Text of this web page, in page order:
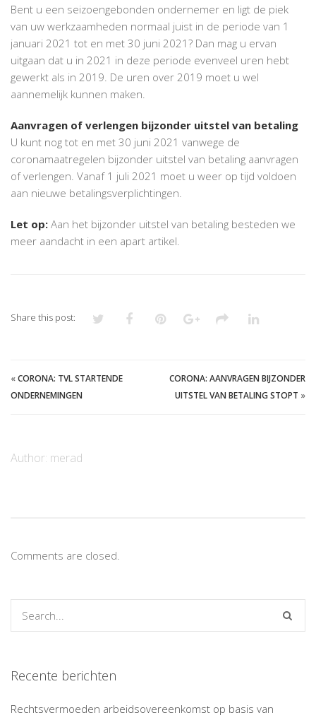
Bent u een seizoengebonden ondernemer en ligt de piek
van uw werkzaamheden normaal juist in de periode van 1
januari 2021 tot en met 30 juni 2021? Dan mag u ervan
uitgaan dat u in 2021 in deze periode evenveel uren hebt
gewerkt als in 2019. De uren over 2019 moet u wel
aannemelijk kunnen maken.
Aanvragen of verlengen bijzonder uitstel van betaling
U kunt nog tot en met 30 juni 2021 vanwege de
coronamaatregelen bijzonder uitstel van betaling aanvragen
of verlengen. Vanaf 1 juli 2021 moet u weer op tijd voldoen
aan nieuwe betalingsverplichtingen.
Let op: Aan het bijzonder uitstel van betaling besteden we
meer aandacht in een apart artikel.
Share this post:
«CORONA: TVL STARTENDE
ONDERNEMINGEN
CORONA: AANVRAGEN BIJZONDER
UITSTEL VAN BETALING STOPT »
Author: merad
Comments are closed.
Recente berichten
Rechtsvermoeden arbeidsovereenkomst op basis van